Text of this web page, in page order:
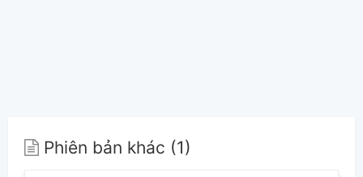
Phiên bản khác (1)